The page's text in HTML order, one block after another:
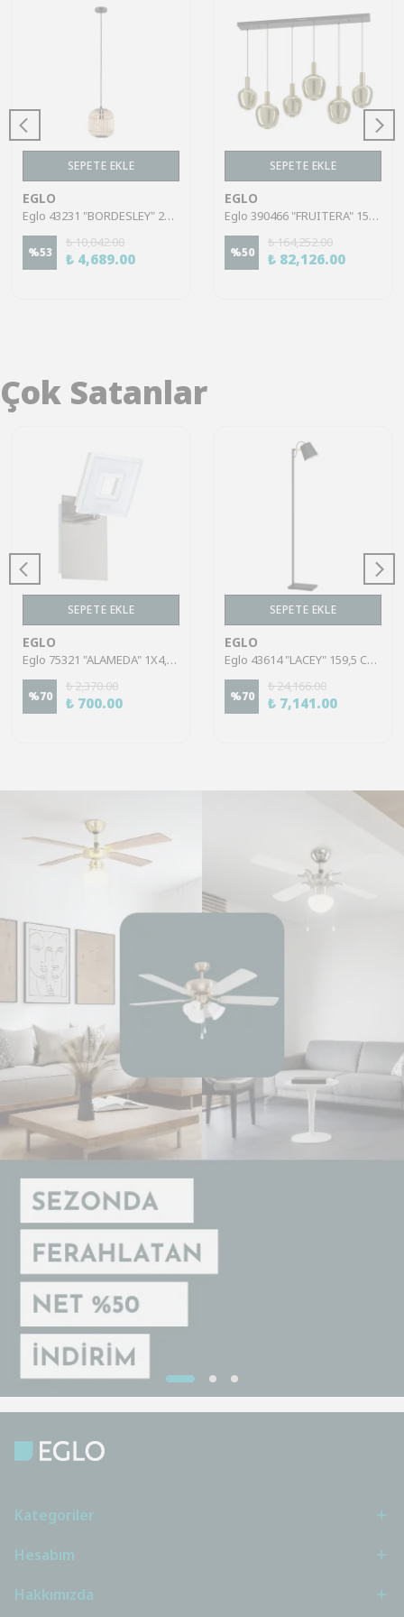
SEPETE EKLE
EGLO
Eglo 43231 "BORDESLEY" 21 Cm Çapında Çelik Siyah Sarkıt Avize
%53
₺ 10,042.00
₺ 4,689.00
SEPETE EKLE
EGLO
Eglo 390466 "FRUITERA" 150 cm Yüksekliğinde Siyah. Fırçalanmış Pirinç Çelik Sarkıt Avize
%50
₺ 164,252.00
₺ 82,126.00
Çok Satanlar
SEPETE EKLE
EGLO
Eglo 75321 "ALAMEDA" 1X4,5W Çelik Nikel Mat Sıva Üstü Spot
%70
₺ 2,370.00
₺ 700.00
SEPETE EKLE
EGLO
Eglo 43614 "LACEY" 159,5 Cm Yüksekliğinde Çelik, Ahşap Köşe Lambası Lambader
%70
₺ 24,166.00
₺ 7,141.00
Kategoriler
Hesabım
Hakkımızda